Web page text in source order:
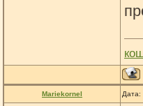
Mariekornel